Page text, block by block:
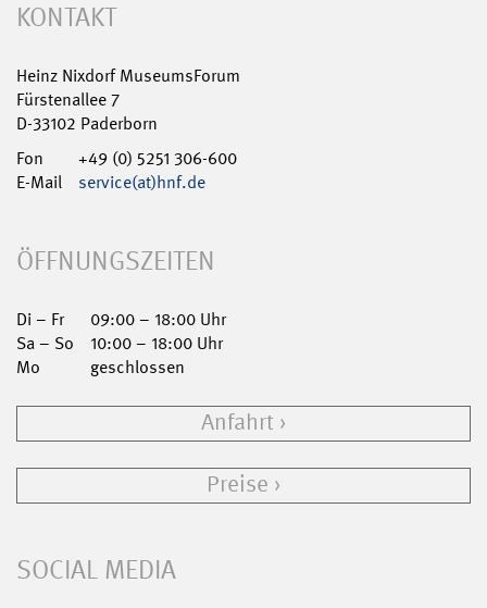
KONTAKT
Heinz Nixdorf MuseumsForum
Fürstenallee 7
D-33102 Paderborn
Fon
+49 (0) 5251 306-600
E-Mail
service(at)hnf.de
ÖFFNUNGSZEITEN
Di – Fr
09:00 – 18:00 Uhr
Sa – So
10:00 – 18:00 Uhr
Mo
geschlossen
Anfahrt
Preise
SOCIAL MEDIA